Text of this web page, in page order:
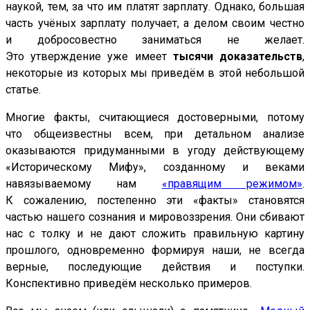
наукой, тем, за что им платят зарплату. Однако, большая
часть учёных зарплату получает, а делом своим честно
и добросовестно заниматься не желает.
Это утверждение уже имеет тысячи доказательств,
некоторые из которых мы приведём в этой небольшой
статье.
Многие факты, считающиеся достоверными, потому
что общеизвестны всем, при детальном анализе
оказываются придуманными в угоду действующему
«Историческому Мифу», созданному и веками
навязываемому нам «правящим режимом».
К сожалению, постепенно эти «факты» становятся
частью нашего сознания и мировоззрения. Они сбивают
нас с толку и не дают сложить правильную картину
прошлого, одновременно формируя наши, не всегда
верные, последующие действия и поступки.
Конспективно приведём несколько примеров.